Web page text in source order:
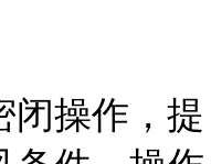
闭操作，提